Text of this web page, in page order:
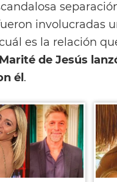
involucradas
es la relación
Marité de Jesús
él.